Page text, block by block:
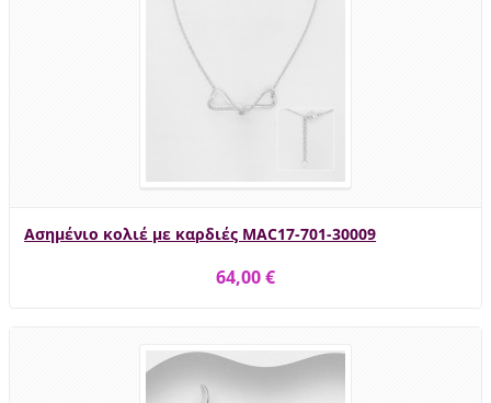
Ασημένιο κολιέ με καρδιές MAC17-701-30009
64,00 €